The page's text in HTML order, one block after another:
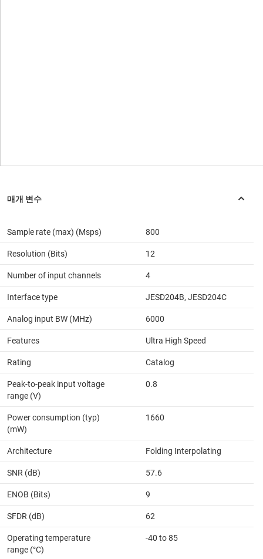
Sample rate (max) (Msps) 800
Resolution (Bits) 12
Number of input channels 4
Interface type JESD204B, JESD204C
Analog input BW (MHz) 6000
Features Ultra High Speed
Rating Catalog
Peak-to-peak input voltage
range (V)
0.8
Power consumption (typ)
(mW)
1660
Architecture Folding Interpolating
SNR (dB) 57.6
ENOB (Bits) 9
SFDR (dB) 62
Operating temperature
range (°C)
-40 to 85